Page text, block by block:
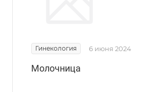
Гинекология 6 июня 2024
Молочница